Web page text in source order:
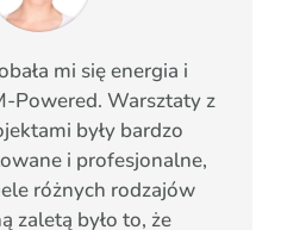
mi się energia i
Powered. Warsztaty z
były bardzo
i profesjonalne,
różnych rodzajów
zaletą było to, że